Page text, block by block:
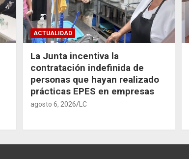
ACTUALIDAD
La Junta incentiva la
contratación indefinida de
personas que hayan realizado
prácticas EPES en empresas
agosto 6, 2026 LC